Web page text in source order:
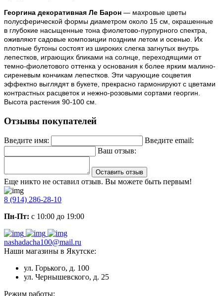
Георгина декоративная Ле Барон — махровые цветы
полусферической формы диаметром около 15 см, окрашенные
в глубокие насыщенные тона фиолетово-пурпурного спектра,
оживляют садовые композиции поздним летом и осенью. Их
плотные бутоны состоят из широких слегка загнутых внутрь
лепестков, играющих бликами на солнце, переходящими от
темно-фиолетового оттенка у основания к более ярким малино-
сиреневым кончикам лепестков. Эти чарующие соцветия
эффектно выглядят в букете, прекрасно гармонируют с цветами
контрастных расцветок и нежно-розовыми сортами георгин.
Высота растения 90-100 см.
Отзывы покупателей
Введите имя:
Введите email:
Ваш отзыв:
Оставить отзыв
Еще никто не оставил отзыв. Вы можете быть первым!
8 (914) 286-28-10
Пн-Пт: с 10:00 до 19:00
nashadacha100@mail.ru
Наши магазины в Якутске:
ул. Горького, д. 100
ул. Чернышевского, д. 25
Режим работы: